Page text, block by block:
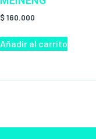
$160.000
Añadir al carrito